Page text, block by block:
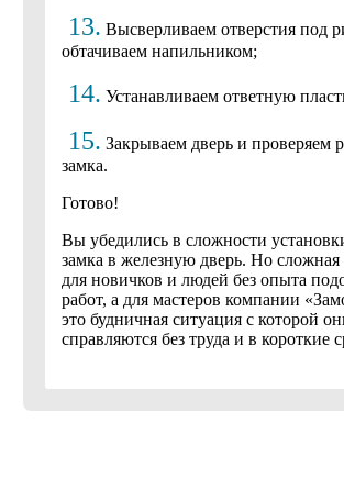
13. Высверливаем отверстия под
обтачиваем напильником;
14. Устанавливаем ответную
15. Закрываем дверь и проверяем
замка.
Готово!
Вы убедились в сложности
замка в железную дверь. Но
для новичков и людей без опыта
работ, а для мастеров компании
это будничная ситуация с которой
справляются без труда и в короткие